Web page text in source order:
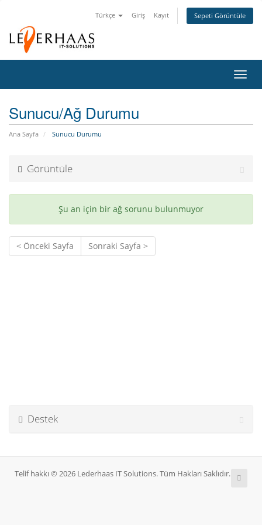
Türkçe Giriş Kayıt Sepeti Görüntüle
Sunucu/Ağ Durumu
Ana Sayfa Sunucu Durumu
Görüntüle
Şu an için bir ağ sorunu bulunmuyor
< Önceki Sayfa Sonraki Sayfa >
Destek
Telif hakkı © 2026 Lederhaas IT Solutions. Tüm Hakları Saklıdır.